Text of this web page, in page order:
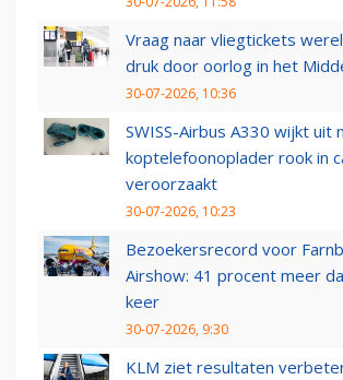
Vraag naar vliegtickets
druk door oorlog in het
30-07-2026, 10:36
SWISS-Airbus A330 wijkt uit
koptelefoonoplader rook in
veroorzaakt
30-07-2026, 10:23
Bezoekersrecord voor
Airshow: 41 procent meer
keer
30-07-2026, 9:30
KLM ziet resultaten